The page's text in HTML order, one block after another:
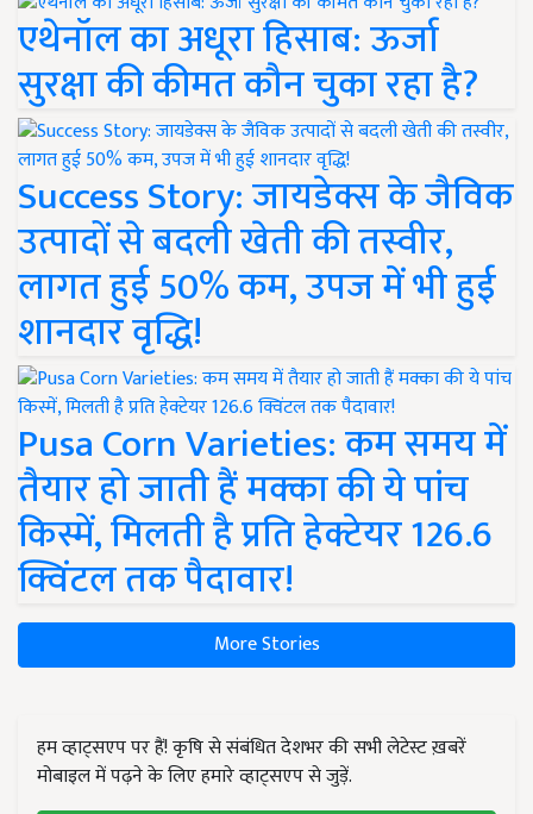
एथेनॉल का अधूरा हिसाब: ऊर्जा
सुरक्षा की कीमत कौन चुका रहा है?
Success Story: जायडेक्स के जैविक
उत्पादों से बदली खेती की तस्वीर,
लागत हुई 50% कम, उपज में भी हुई
शानदार वृद्धि!
Pusa Corn Varieties: कम समय में
तैयार हो जाती हैं मक्का की ये पांच
किस्में, मिलती है प्रति हेक्टेयर 126.6
क्विंटल तक पैदावार!
More Stories
हम व्हाट्सएप पर हैं! कृषि से संबंधित देशभर की सभी लेटेस्ट ख़बरें
मोबाइल में पढ़ने के लिए हमारे व्हाट्सएप से जुड़ें.